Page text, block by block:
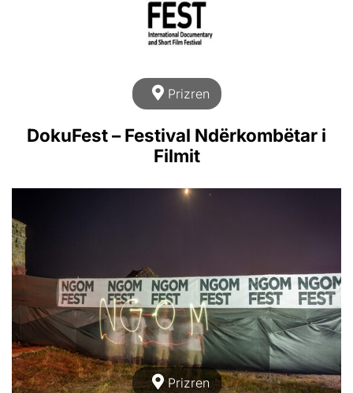
Prizren
DokuFest – Festival Ndërkombëtar i
Filmit
Prizren